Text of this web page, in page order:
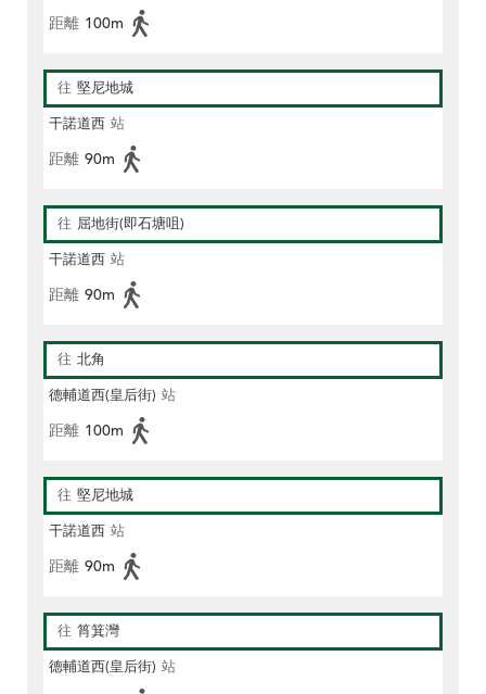
距離 100m
往 堅尼地城
干諾道西 站
距離 90m
往 屈地街(即石塘咀)
干諾道西 站
距離 90m
往 北角
德輔道西(皇后街) 站
距離 100m
往 堅尼地城
干諾道西 站
距離 90m
往 筲箕灣
德輔道西(皇后街) 站